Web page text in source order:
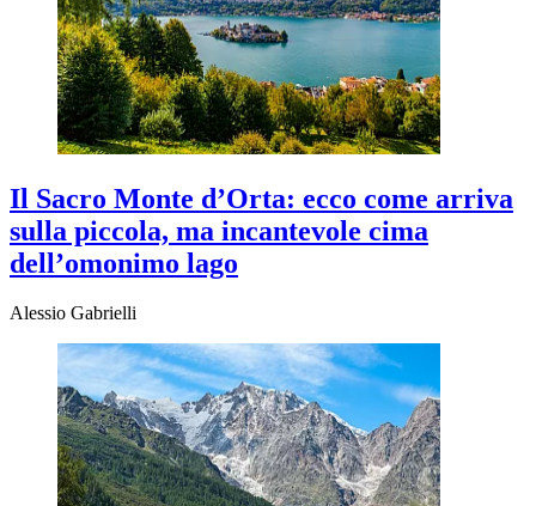
Il Sacro Monte d’Orta: ecco come arriva
sulla piccola, ma incantevole cima
dell’omonimo lago
Alessio Gabrielli